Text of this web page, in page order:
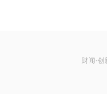
财闻·